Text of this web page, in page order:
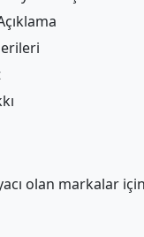
olan markalar